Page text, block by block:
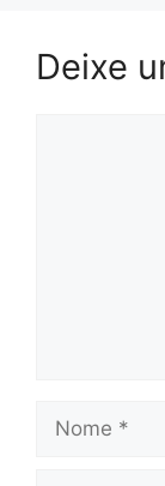
Deixe
Nome